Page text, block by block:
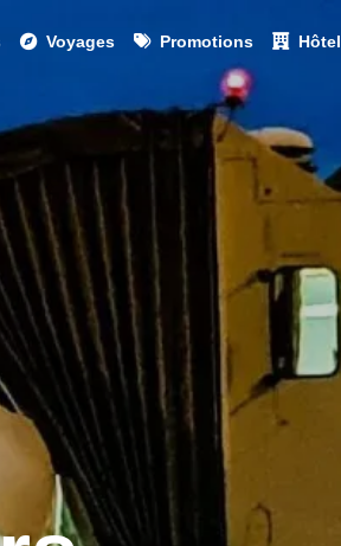
Voyages Promotions Hôtel